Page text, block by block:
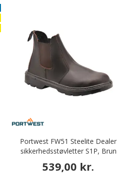
Portwest FW51 Steelite Dealer
sikkerhedsstøvletter S1P, Brun
539,00 kr.